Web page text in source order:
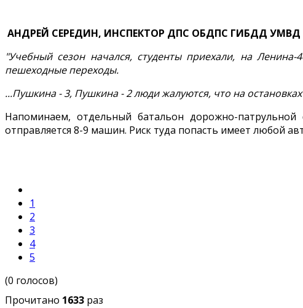
АНДРЕЙ СЕРЕДИН, ИНСПЕКТОР ДПС ОБДПС ГИБДД
"Учебный сезон начался, студенты приехали, на
пешеходные переходы.
...Пушкина - 3, Пушкина - 2 люди жалуются, что на
Напоминаем, отдельный батальон дорожно-
отправляется 8-9 машин. Риск туда попасть имеет любой
1
2
3
4
5
(0 голосов)
Прочитано 1633 раз